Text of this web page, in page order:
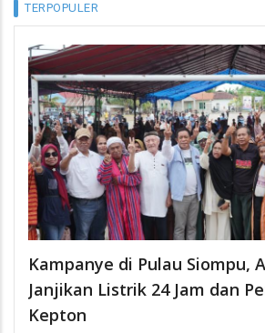
TERPOPULER
Kampanye di Pulau Siompu,
Janjikan Listrik 24 Jam dan
Kepton